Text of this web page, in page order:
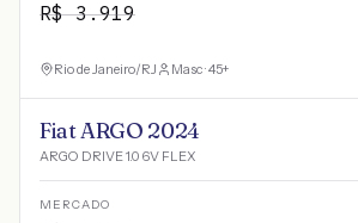
R$3.919
Rio de Janeiro/RJ Masc · 45+
Fiat ARGO 2024
ARGO DRIVE 1.0 6V FLEX
MERCADO